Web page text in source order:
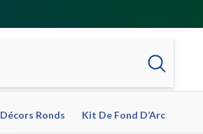
Décors Ronds Kit De Fond D’Arc